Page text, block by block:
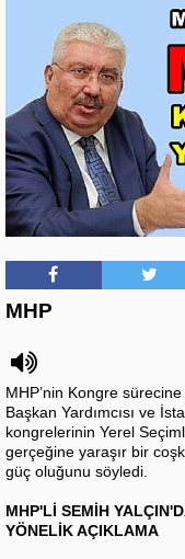
MHP
MHP’nin Kongre
Başkan Yardımcısı ve
kongrelerinin Yerel
gerçeğine yaraşır bir
güç oluğunu söyledi.
MHP'Lİ SEMİH
YÖNELİK AÇIKLAMA